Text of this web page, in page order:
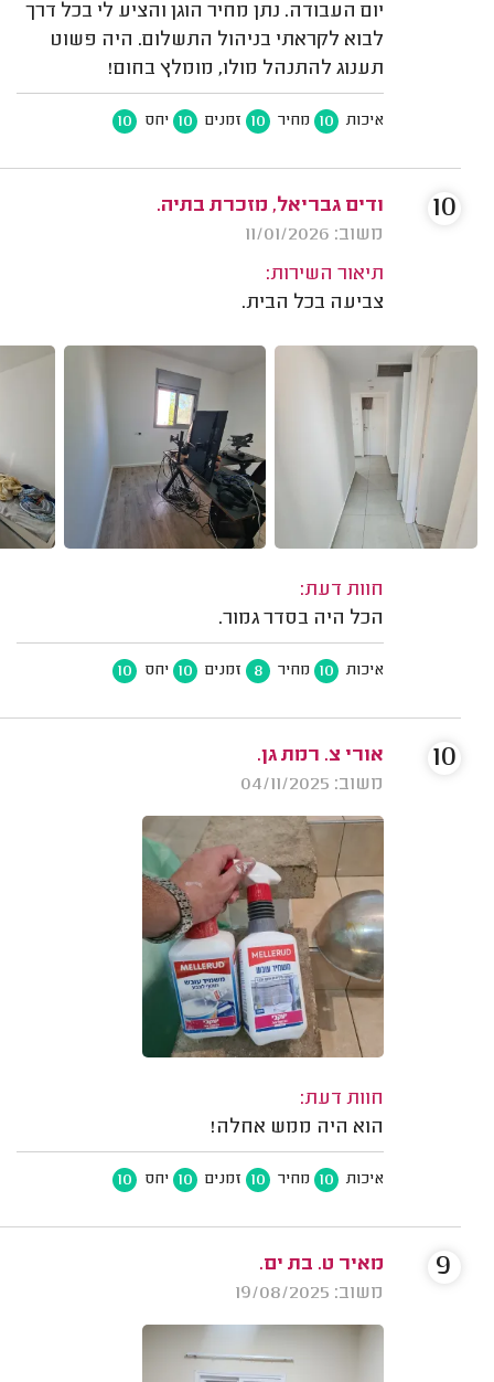
יום העבודה. נתן מחיר הוגן והציע לי בכל דרך
לבוא לקראתי בניהול התשלום. היה פשוט
תענוג להתנהל מולו, מומלץ בחום!
איכות 10 מחיר 10 זמנים 10 יחס 10
ודים גבריאל, מזכרת בתיה.
משוב: 11/01/2026
תיאור השירות:
צביעה בכל הבית.
חוות דעת:
הכל היה בסדר גמור.
איכות 10 מחיר 8 זמנים 10 יחס 10
10
אורי צ. רמת גן.
משוב: 04/11/2025
חוות דעת:
הוא היה ממש אחלה!
איכות 10 מחיר 10 זמנים 10 יחס 10
10
מאיר ט. בת ים.
משוב: 19/08/2025
9